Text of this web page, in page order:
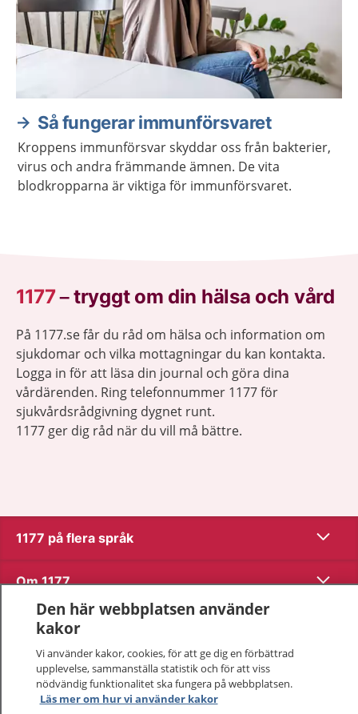
Så fungerar immunförsvaret
Kroppens immunförsvar skyddar oss från bakterier,
virus och andra främmande ämnen. De vita
blodkropparna är viktiga för immunförsvaret.
1177–tryggt om din hälsa och vård
På 1177.se får du råd om hälsa och information om
sjukdomar och vilka mottagningar du kan kontakta.
Logga in för att läsa din journal och göra dina
vårdärenden. Ring telefonnummer 1177 för
sjukvårdsrådgivning dygnet runt.
1177 ger dig råd när du vill må bättre.
1177 på flera språk Visa
Om 1177 Visa
Kontakt
Behandling av personuppgifter
Den här webbplatsen använder
kakor
Vi använder kakor, cookies, för att ge dig en förbättrad
upplevelse, sammanställa statistik och för att viss
nödvändig funktionalitet ska fungera på webbplatsen.
Läs mer om hur vi använder kakor